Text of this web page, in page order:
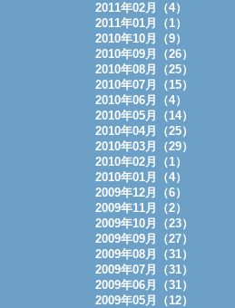
2011年02月（4）
2011年01月（1）
2010年10月（9）
2010年09月（26）
2010年08月（25）
2010年07月（15）
2010年06月（4）
2010年05月（14）
2010年04月（25）
2010年03月（29）
2010年02月（1）
2010年01月（4）
2009年12月（6）
2009年11月（2）
2009年10月（23）
2009年09月（27）
2009年08月（31）
2009年07月（31）
2009年06月（31）
2009年05月（12）